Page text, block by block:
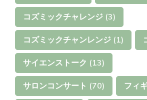
コズミックチャレンジ (3)
コズミックチャンレンジ (1)
サイエンストーク (13)
サロンコンサート (70) フィ